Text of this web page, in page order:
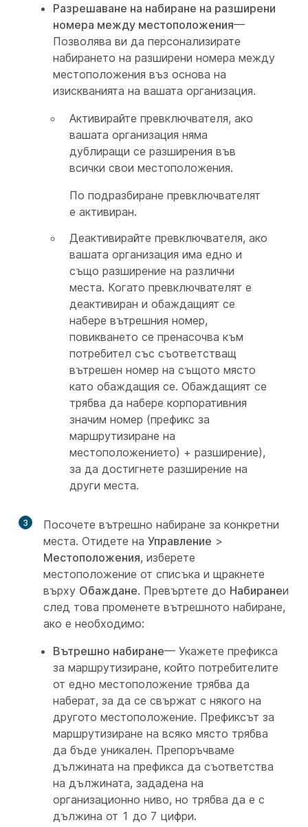
Разрешаване на набиране на разширени
номера между местоположения—
Позволява ви да персонализирате
набирането на разширени номера между
местоположения въз основа на
изискванията на вашата организация.
Активирайте превключвателя, ако
вашата организация няма
дублиращи се разширения във
всички свои местоположения.
По подразбиране превключвателят
е активиран.
Деактивирайте превключвателя, ако
вашата организация има едно и
също разширение на различни
места. Когато превключвателят е
деактивиран и обаждащият се
набере вътрешния номер,
повикването се пренасочва към
потребител със съответстващ
вътрешен номер на същото място
като обаждащия се. Обаждащият се
трябва да набере корпоративния
значим номер (префикс за
маршрутизиране на
местоположението) + разширение),
за да достигнете разширение на
други места.
3
Посочете вътрешно набиране за конкретни
места. Отидете на Управление >
Местоположения, изберете
местоположение от списъка и щракнете
върху Обаждане. Превъртете до Набиранеи
след това променете вътрешното набиране,
ако е необходимо:
Вътрешно набиране— Укажете префикса
за маршрутизиране, който потребителите
от едно местоположение трябва да
наберат, за да се свържат с някого на
другото местоположение. Префиксът за
маршрутизиране на всяко място трябва
да бъде уникален. Препоръчваме
дължината на префикса да съответства
на дължината, зададена на
организационно ниво, но трябва да е с
дължина от 1 до 7 цифри.